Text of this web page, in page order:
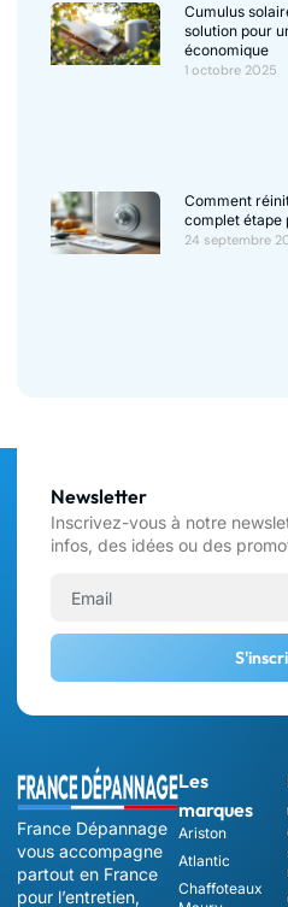
Cumulus
solution pour
économique
1 octobre 2025
Comment
complet étape
24 septembre
France Dépannage
vous accompagne
partout en France
pour l’entretien,
Les
marques
Ariston
Atlantic
Chaffoteaux
Newsletter
Inscrivez-vous à notre
infos, des idées ou des